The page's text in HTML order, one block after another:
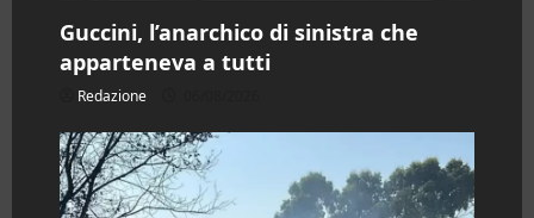
Guccini, l’anarchico di sinistra che
apparteneva a tutti
Redazione